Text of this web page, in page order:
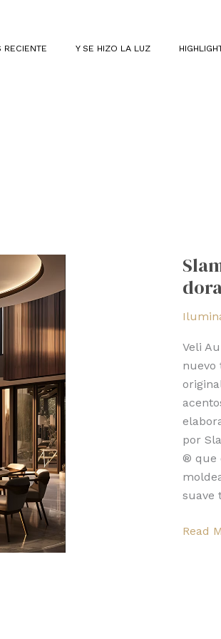
RECIENTE Y SE HIZO LA LUZ
Veli
nuevo
por
® que
suave
30
años
lanza
Veli
dorada
Read